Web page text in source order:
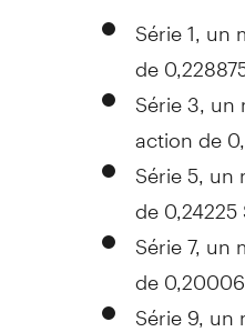
Série 1,
de
Série 3,
action de
Série 5,
de 0,24225
Série 7,
de
Série 9,